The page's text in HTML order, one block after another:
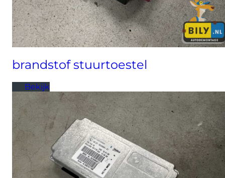
brandstof stuurtoestel
Bekijk